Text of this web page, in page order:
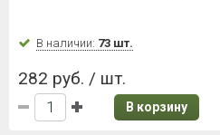
В наличии: 73 шт.
282 руб. / шт.
В корзину